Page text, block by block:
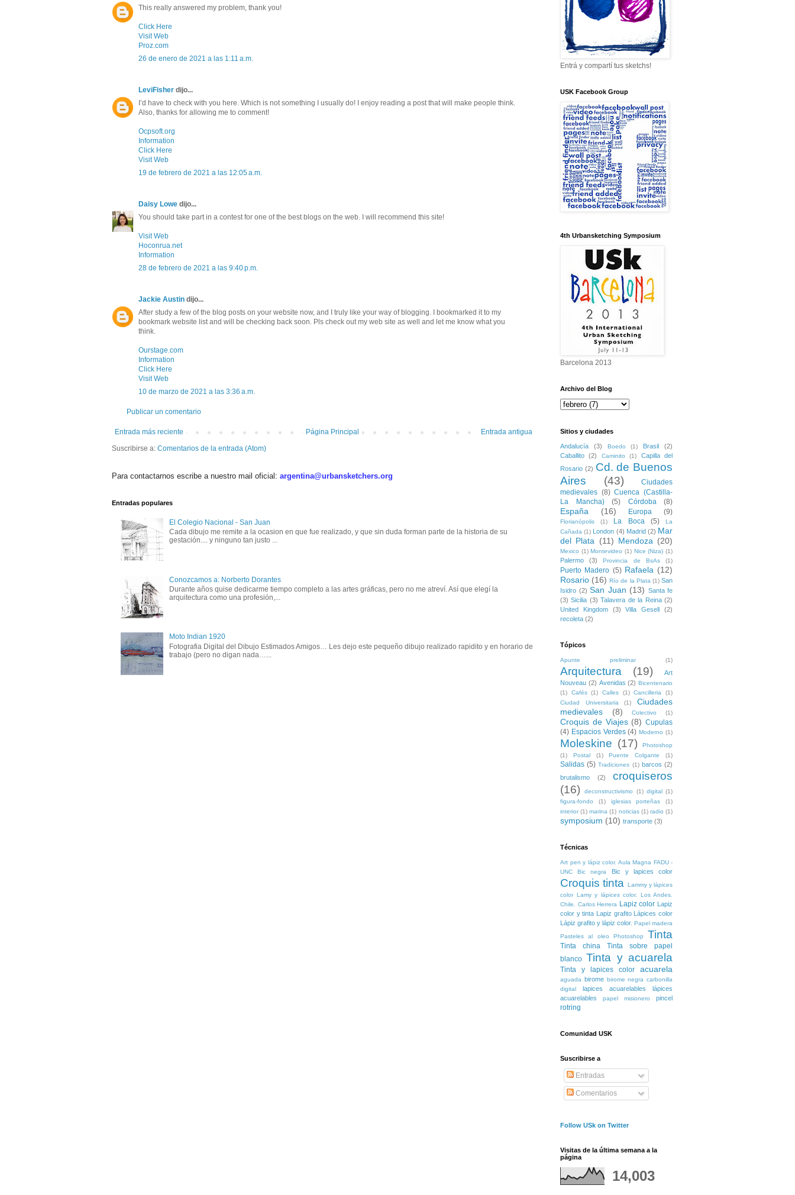
This really answered my problem, thank you!
Click Here
Visit Web
Proz.com
26 de enero de 2021 a las 1:11 a.m.
LeviFisher dijo...
I’d have to check with you here. Which is not something I usually do! I enjoy reading a post that will make people think.
Also, thanks for allowing me to comment!
Ocpsoft.org
Information
Click Here
Visit Web
19 de febrero de 2021 a las 12:05 a.m.
Daisy Lowe dijo...
You should take part in a contest for one of the best blogs on the web. I will recommend this site!
Visit Web
Hoconrua.net
Information
28 de febrero de 2021 a las 9:40 p.m.
Jackie Austin dijo...
After study a few of the blog posts on your website now, and I truly like your way of blogging. I bookmarked it to my
bookmark website list and will be checking back soon. Pls check out my web site as well and let me know what you
think.
Ourstage.com
Information
Click Here
Visit Web
10 de marzo de 2021 a las 3:36 a.m.
Publicar un comentario
Entrada más reciente Entrada antigua
Página Principal
Suscribirse a: Comentarios de la entrada (Atom)
Para contactarnos escribe a nuestro mail oficial: argentina@urbansketchers.org
Entradas populares
El Colegio Nacional - San Juan
Cada dibujo me remite a la ocasion en que fue realizado, y que sin duda forman parte de la historia de su
gestación.... y ninguno tan justo ...
Conozcamos a: Norberto Dorantes
Durante años quise dedicarme tiempo completo a las artes gráficas, pero no me atreví. Así que elegí la
arquitectura como una profesión,...
Moto Indian 1920
Fotografia Digital del Dibujo Estimados Amigos… Les dejo este pequeño dibujo realizado rapidito y en horario de
trabajo (pero no digan nada…...
Entrá y compartí tus sketchs!
USK Facebook Group
4th Urbansketching Symposium
Barcelona 2013
Archivo del Blog
Sitios y ciudades
Andalucía (3) Boedo (1) Brasil
(2)
Caballito
(2) Caminito (1)
Capilla del
Rosario (2) Cd. de Buenos
Aires
(43)
Ciudades
medievales (8) Cuenca (Castilla-
La Mancha)
(5) Córdoba (8)
España (16) Europa (9)
Florianópolis (1) La Boca (5)
La
Cañada (1) London (4) Madrid (2) Mar
del Plata (11) Mendoza (20)
Mexico (1) Montevideo (1) Nice (Niza) (1)
Palermo (3) Provincia de BsAs (1)
Puerto Madero (5) Rafaela (12)
Rosario (16) Río de la Plata (1) San
Isidro (2) San Juan (13) Santa fe
(3) Sicilia (3) Talavera de la Reina (2)
United Kingdom
(3) Villa Gesell
(2)
recoleta (2)
Tópicos
Apunte preliminar (1)
Arquitectura (19)
Art
Nouveau (2) Avenidas (2) Bicentenario
(1)
Cafés (1) Calles (1) Cancilleria
(1)
Ciudad Universitaria
(1)
Ciudades
medievales
(8) Colectivo (1)
Croquis de Viajes (8) Cupulas
(4) Espacios Verdes (4) Moderno (1)
Moleskine (17)
Photoshop
(1)
Postal (1) Puente Colgante (1)
Salidas (5) Tradiciones (1) barcos (2)
brutalismo
(2)
croquiseros
(16)
deconstructivismo (1) digital
(1)
figura-fondo
(1) iglesias porteñas
(1)
interior (1) marina (1) noticias (1) radio (1)
symposium (10) transporte (3)
Técnicas
Art pen y lápiz color. Aula Magna FADU -
UNC
Bic negra Bic y lapices color
Croquis tinta
Lammy y lápices
color
Lamy y lápices color. Los Andes.
Chile. Carlos Herrera Lapiz color
Lapiz
color y tinta
Lapiz grafito
Lápices color
Lápiz grafito y lápiz color. Papel madera
Pasteles al oleo
Photoshop Tinta
Tinta china
Tinta sobre papel
blanco Tinta y acuarela
Tinta y lapices color acuarela
aguada birome birome negra carbonilla
digital
lapices acuarelables
lápices
acuarelables
papel misionero pincel
rotring
Comunidad USK
Suscribirse a
Entradas
Comentarios
Follow USk on Twitter
Visitas de la última semana a la
página
14,003